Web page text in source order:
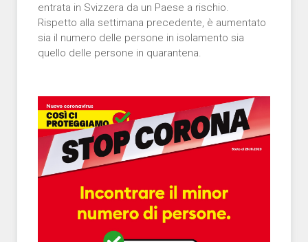
entrata in Svizzera da un Paese a rischio.
Rispetto alla settimana precedente, è aumentato
sia il numero delle persone in isolamento sia
quello delle persone in quarantena.